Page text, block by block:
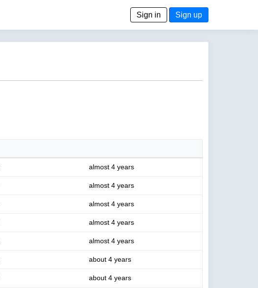
Sign in Sign up
almost 4 years
almost 4 years
almost 4 years
almost 4 years
almost 4 years
about 4 years
about 4 years